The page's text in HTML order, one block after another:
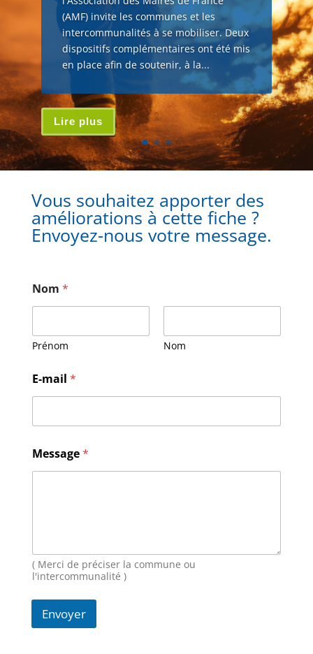
(AMF) invite les communes et les
intercommunalités à se mobiliser. Deux
dispositifs complémentaires ont été mis
en place afin de soutenir, à la...
Lire plus
Vous souhaitez apporter des
améliorations à cette fiche ?
Envoyez-nous votre message.
Nom *
Prénom Nom
o
m
o
E
-
m
E-mail *
Message*
( Merci de préciser la commune ou
l'intercommunalité )
Envoyer